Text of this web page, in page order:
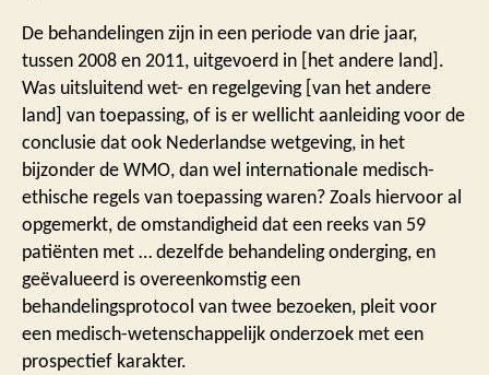
De behandelingen zijn in een periode van drie jaar,
tussen 2008 en 2011, uitgevoerd in [het andere land].
Was uitsluitend wet- en regelgeving [van het andere
land] van toepassing, of is er wellicht aanleiding voor de
conclusie dat ook Nederlandse wetgeving, in het
bijzonder de WMO, dan wel internationale medisch-
ethische regels van toepassing waren? Zoals hiervoor al
opgemerkt, de omstandigheid dat een reeks van 59
patiënten met … dezelfde behandeling onderging, en
geëvalueerd is overeenkomstig een
behandelingsprotocol van twee bezoeken, pleit voor
een medisch-wetenschappelijk onderzoek met een
prospectief karakter.